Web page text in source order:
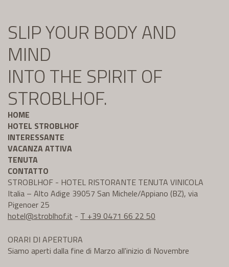
SLIP YOUR BODY AND
MIND
INTO THE SPIRIT OF
STROBLHOF.
HOME
HOTEL STROBLHOF
INTERESSANTE
VACANZA ATTIVA
TENUTA
CONTATTO
STROBLHOF - HOTEL RISTORANTE TENUTA VINICOLA
Italia – Alto Adige 39057 San Michele/Appiano (BZ), via
Pigenoer 25
hotel@stroblhof.it - T +39 0471 66 22 50
ORARI DI APERTURA
Siamo aperti dalla fine di Marzo all'inizio di Novembre